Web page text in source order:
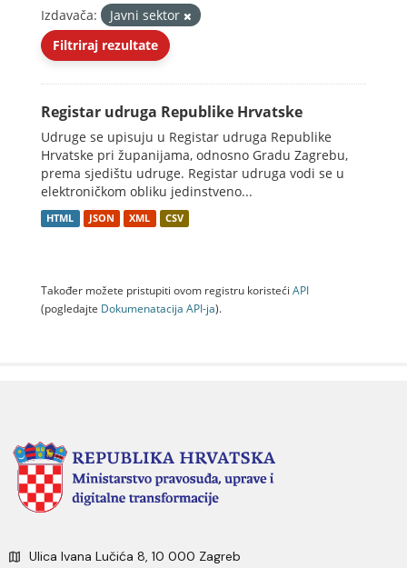
Izdavača:
Javni sektor
Filtriraj rezultate
Registar udruga Republike Hrvatske
Udruge se upisuju u Registar udruga Republike
Hrvatske pri županijama, odnosno Gradu Zagrebu,
prema sjedištu udruge. Registar udruga vodi se u
elektroničkom obliku jedinstveno...
HTML JSON XML CSV
Također možete pristupiti ovom registru koristeći API
(pogledajte Dokumenаtаcijа API-jа).